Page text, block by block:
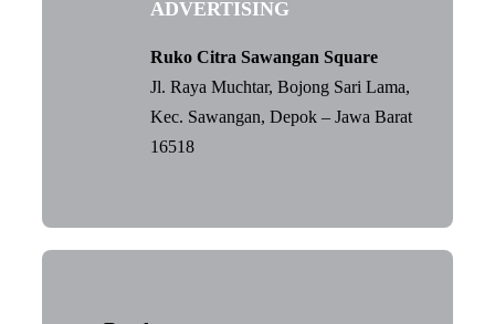
ADVERTISING
Ruko Citra Sawangan Square
Jl. Raya Muchtar, Bojong Sari Lama,
Kec. Sawangan, Depok – Jawa Barat
16518